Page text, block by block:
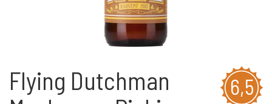
6,5
Flying Dutchman